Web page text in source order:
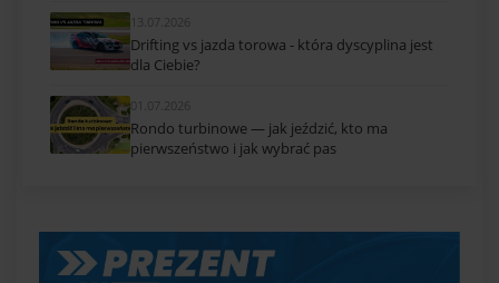
13.07.2026
Drifting vs jazda torowa - która dyscyplina jest
dla Ciebie?
01.07.2026
Rondo turbinowe — jak jeździć, kto ma
pierwszeństwo i jak wybrać pas